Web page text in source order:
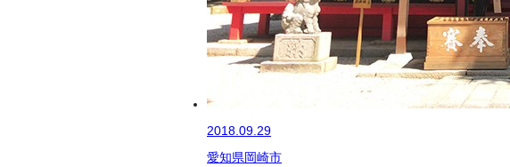
2018.09.29
愛知県岡崎市